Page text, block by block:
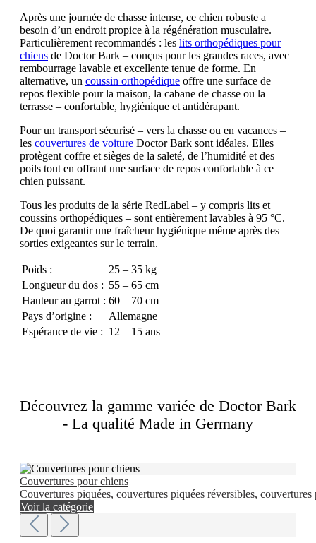
Après une journée de chasse intense, ce chien robuste a
besoin d’un endroit propice à la régénération musculaire.
Particulièrement recommandés : les lits orthopédiques pour
chiens de Doctor Bark – conçus pour les grandes races, avec
rembourrage lavable et excellente tenue de forme. En
alternative, un coussin orthopédique offre une surface de
repos flexible pour la maison, la cabane de chasse ou la
terrasse – confortable, hygiénique et antidérapant.
Pour un transport sécurisé – vers la chasse ou en vacances –
les couvertures de voiture Doctor Bark sont idéales. Elles
protègent coffre et sièges de la saleté, de l’humidité et des
poils tout en offrant une surface de repos confortable à ce
chien puissant.
Tous les produits de la série RedLabel – y compris lits et
coussins orthopédiques – sont entièrement lavables à 95 °C.
De quoi garantir une fraîcheur hygiénique même après des
sorties exigeantes sur le terrain.
Poids :
25 – 35 kg
Longueur du dos : 55 – 65 cm
Hauteur au garrot : 60 – 70 cm
Pays d’origine :
Allemagne
Espérance de vie : 12 – 15 ans
Découvrez la gamme variée de Doctor Bark
- La qualité Made in Germany
Couvertures pour chiens
Couvertures piquées, couvertures piquées réversibles,
Voir la catégorie